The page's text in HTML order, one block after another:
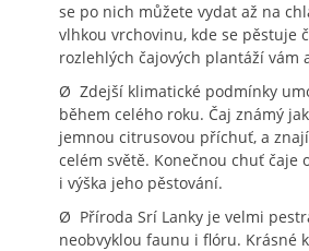
se po nich můžete vydat až na
vlhkou vrchovinu, kde se pěstuje
rozlehlých čajových plantáží vám
Ø Zdejší klimatické podmínky
během celého roku. Čaj známý
jemnou citrusovou příchuť, a
celém světě. Konečnou chuť čaje
i výška jeho pěstování.
Ø Příroda Srí Lanky je velmi
neobvyklou faunu i flóru. Krásné